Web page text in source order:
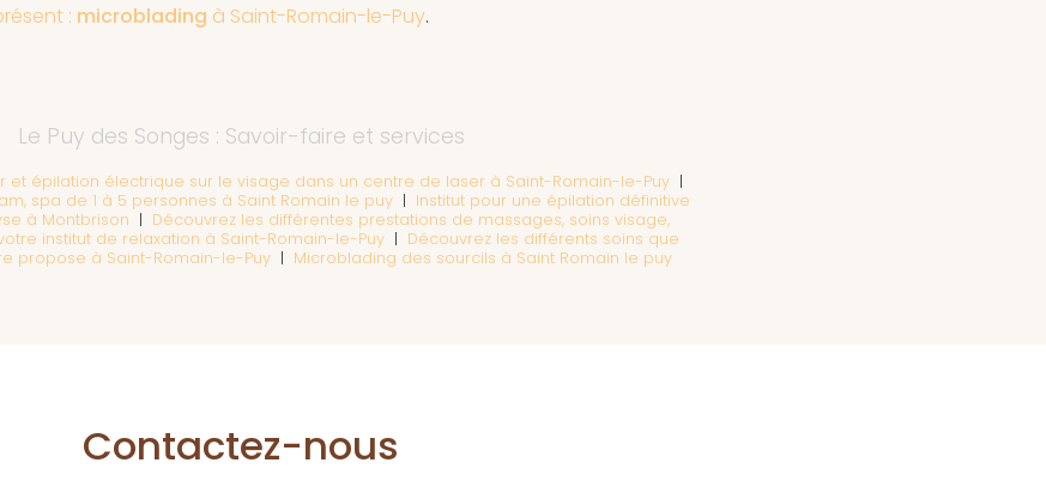
: microblading à Saint-Romain-le-Puy.
Le Puy des Songes : Savoir-faire et services
et épilation électrique sur le visage dans un centre de laser à Saint-Romain-le-Puy|
spa de 1 à 5 personnes à Saint Romain le puy | Institut pour une épilation définitive
à Montbrison | Découvrez les différentes prestations de massages, soins visage,
institut de relaxation à Saint-Romain-le-Puy| Découvrez les différents soins que
propose à Saint-Romain-le-Puy | Microblading des sourcils à Saint Romain le puy
Contactez-nous